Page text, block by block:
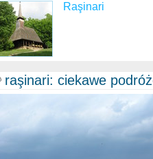
Raşinari
raşinari: ciekawe